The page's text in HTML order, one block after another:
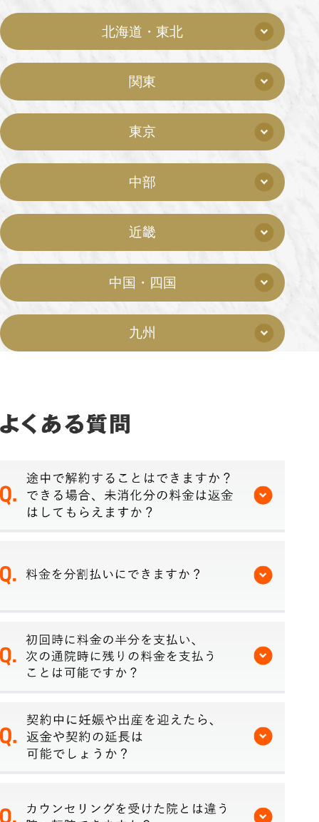
北海道・東北
関東
東京
中部
近畿
中国・四国
九州